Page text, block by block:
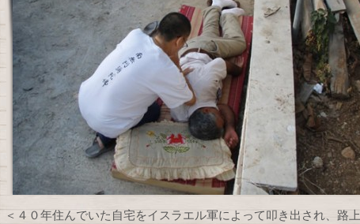
＜４０年住んでいた自宅をイスラエル軍によって叩き出され、路上